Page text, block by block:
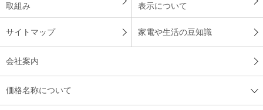
取組み
表示について
サイトマップ 家電や生活の豆知識
会社案内
価格名称について